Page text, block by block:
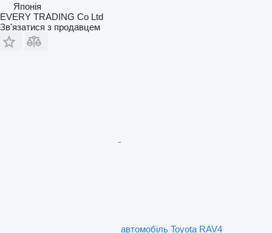
Японія
EVERY TRADING Co Ltd
Зв'язатися з продавцем
автомобіль Toyota RAV4